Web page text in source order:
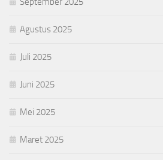
Agustus 2025
Juli 2025
Juni 2025
Mei 2025
Maret 2025